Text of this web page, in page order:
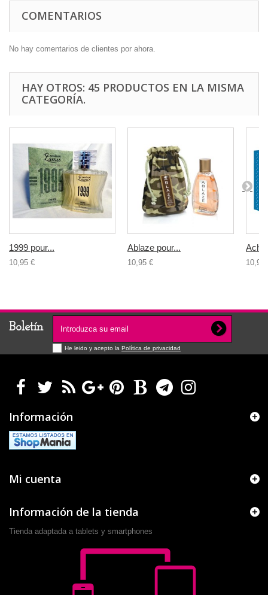
COMENTARIOS
No hay comentarios de clientes por ahora.
HAY OTROS: 45 PRODUCTOS EN LA MISMA
CATEGORÍA.
1999 pour...
10,95 €
Ablaze pour...
10,95 € 10,95
Boletín
He leido y acepto la Política de privacidad
Información
Mi cuenta
Información de la tienda
Tienda adaptada a tablets y smartphones